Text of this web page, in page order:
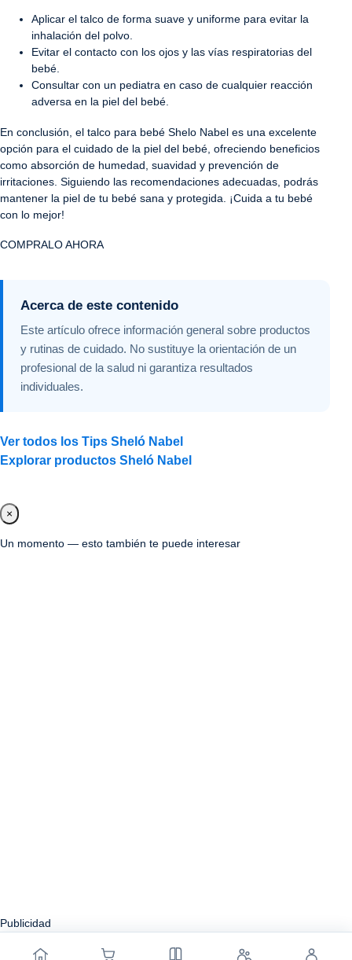
Aplicar el talco de forma suave y uniforme para evitar la
inhalación del polvo.
Evitar el contacto con los ojos y las vías respiratorias del
bebé.
Consultar con un pediatra en caso de cualquier reacción
adversa en la piel del bebé.
En conclusión, el talco para bebé Shelo Nabel es una excelente
opción para el cuidado de la piel del bebé, ofreciendo beneficios
como absorción de humedad, suavidad y prevención de
irritaciones. Siguiendo las recomendaciones adecuadas, podrás
mantener la piel de tu bebé sana y protegida. ¡Cuida a tu bebé
con lo mejor!
COMPRALO AHORA
Acerca de este contenido
Este artículo ofrece información general sobre productos
y rutinas de cuidado. No sustituye la orientación de un
profesional de la salud ni garantiza resultados
individuales.
Ver todos los Tips Sheló Nabel
Explorar productos Sheló Nabel
×
Un momento — esto también te puede interesar
Publicidad